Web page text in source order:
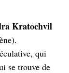
Kratochvil
qui
se trouve de